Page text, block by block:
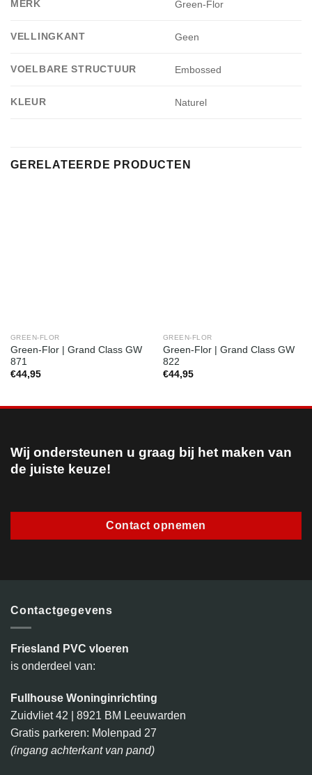
MERK Green-Flor
VELLINGKANT Geen
VOELBARE STRUCTUUR Embossed
KLEUR Naturel
GERELATEERDE PRODUCTEN
GREEN-FLOR
Green-Flor | Grand Class GW
871
€44,95
GREEN-FLOR
Green-Flor | Grand Class GW
822
€44,95
Wij ondersteunen u graag bij het maken van
de juiste keuze!
Contact opnemen
Contactgegevens
Friesland PVC vloeren
is onderdeel van:
Fullhouse Woninginrichting
Zuidvliet 42 | 8921 BM Leeuwarden
Gratis parkeren: Molenpad 27
(ingang achterkant van pand)